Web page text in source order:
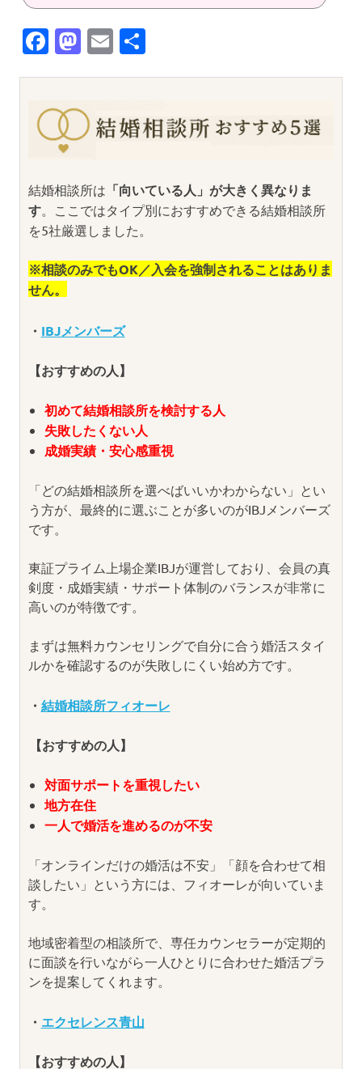
Facebook
Mastodon
Email
結婚相談所は 「向いている人」が大きく異なりま
す。ここではタイプ別におすすめできる結婚相談所
を5社厳選しました。
※相談のみでもOK／入会を強制されることはありま
せん。
・ IBJメンバーズ
【おすすめの人】
初めて結婚相談所を検討する人
失敗したくない人
成婚実績・安心感重視
「どの結婚相談所を選べばいいかわからない」とい
う方が、最終的に選ぶことが多いのがIBJメンバーズ
です。
東証プライム上場企業IBJが運営しており、会員の真
剣度・成婚実績・サポート体制のバランスが非常に
高いのが特徴です。
まずは無料カウンセリングで自分に合う婚活スタイ
ルかを確認するのが失敗しにくい始め方です。
・ 結婚相談所フィオーレ
【おすすめの人】
対面サポートを重視したい
地方在住
一人で婚活を進めるのが不安
「オンラインだけの婚活は不安」「顔を合わせて相
談したい」という方には、フィオーレが向いていま
す。
地域密着型の相談所で、専任カウンセラーが定期的
に面談を行いながら一人ひとりに合わせた婚活プラ
ンを提案してくれます。
・ エクセレンス青山
【おすすめの人】